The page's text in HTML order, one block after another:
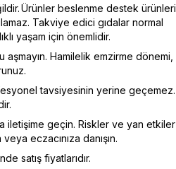
Ürünler beslenme destek ürünleri
Takviye edici gıdalar normal
yaşam için önemlidir.
Hamilelik emzirme dönemi,
tavsiyesinin yerine geçemez.
iletişime geçin. Riskler ve yan etkiler
eczacınıza danışın.
satış fiyatlarıdır.